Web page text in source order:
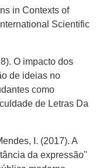
in Contexts of
Scientific
O impacto dos
de ideias no
como
de Letras Da
I. (2017). A
da expressão"